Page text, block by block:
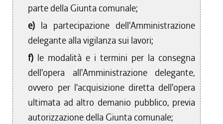
parte della Giunta comunale;
e) la partecipazione dell'Amministrazione
delegante alla vigilanza sui lavori;
f) le modalità e i termini per la consegna
dell'opera all'Amministrazione delegante,
ovvero per l'acquisizione diretta dell'opera
ultimata ad altro demanio pubblico, previa
autorizzazione della Giunta comunale;